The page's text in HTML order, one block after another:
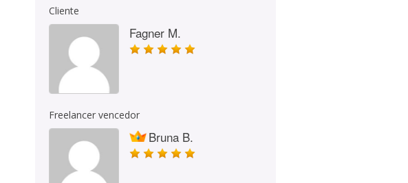
Cliente
Fagner M.
Freelancer vencedor
Bruna B.